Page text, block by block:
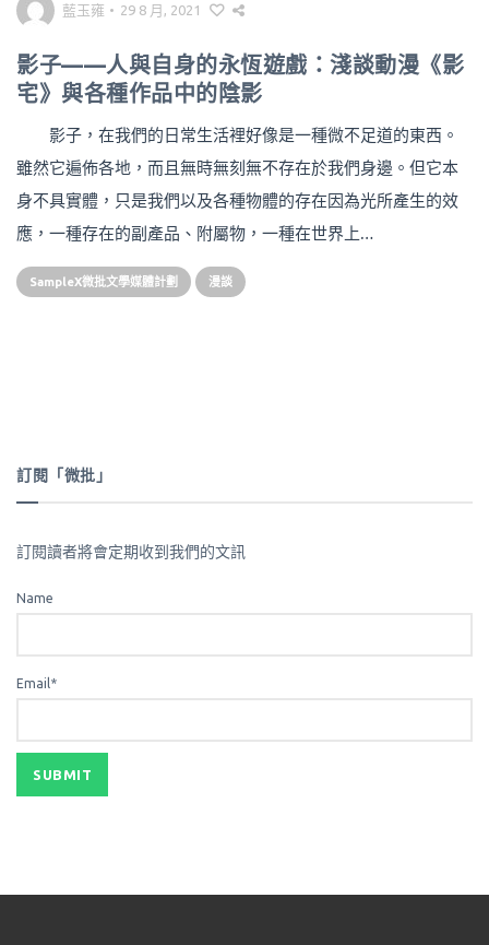
藍玉雍 • 29 8 月, 2021
影子——人與自身的永恆遊戲：淺談動漫《影
宅》與各種作品中的陰影
影子，在我們的日常生活裡好像是一種微不足道的東西。
雖然它遍佈各地，而且無時無刻無不存在於我們身邊。但它本
身不具實體，只是我們以及各種物體的存在因為光所產生的效
應，一種存在的副產品、附屬物，一種在世界上…
SampleX微批文學媒體計劃 漫談
訂閱「微批」
訂閱讀者將會定期收到我們的文訊
Name
Email*